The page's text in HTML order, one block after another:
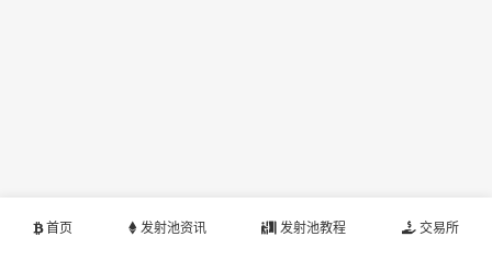
首页 发射池资讯 发射池教程 交易所